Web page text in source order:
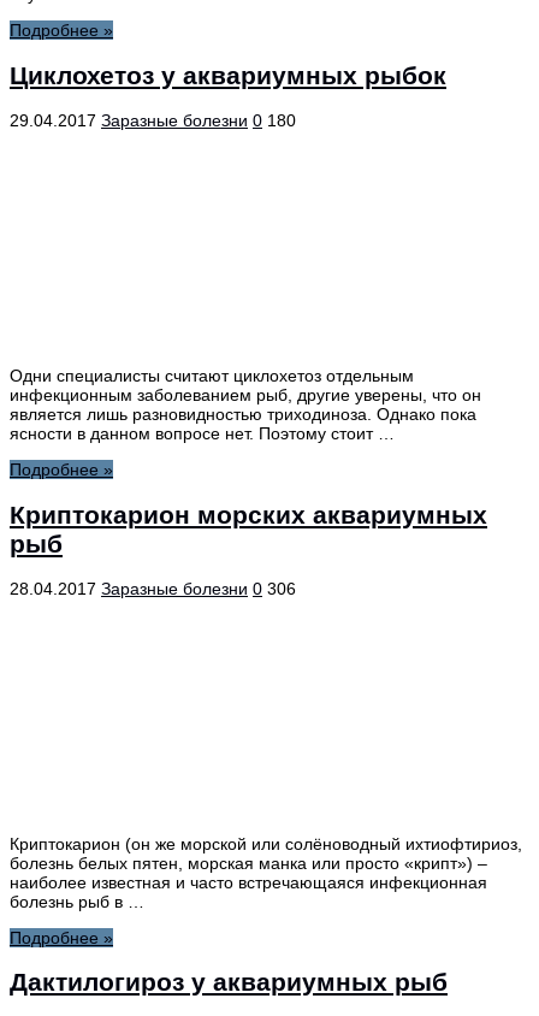
Подробнее »
Циклохетоз у аквариумных рыбок
29.04.2017 Заразные болезни 0 180
Одни специалисты считают циклохетоз отдельным
инфекционным заболеванием рыб, другие уверены, что он
является лишь разновидностью триходиноза. Однако пока
ясности в данном вопросе нет. Поэтому стоит …
Подробнее »
Криптокарион морских аквариумных
рыб
28.04.2017 Заразные болезни 0 306
Криптокарион (он же морской или солёноводный ихтиофтириоз,
болезнь белых пятен, морская манка или просто «крипт») –
наиболее известная и часто встречающаяся инфекционная
болезнь рыб в …
Подробнее »
Дактилогироз у аквариумных рыб